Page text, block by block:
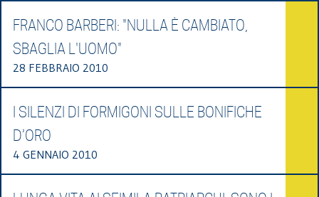
FRANCO BARBERI: "NULLA È CAMBIATO,
SBAGLIA L'UOMO"
28 FEBBRAIO 2010
I SILENZI DI FORMIGONI SULLE BONIFICHE
D’ORO
4 GENNAIO 2010